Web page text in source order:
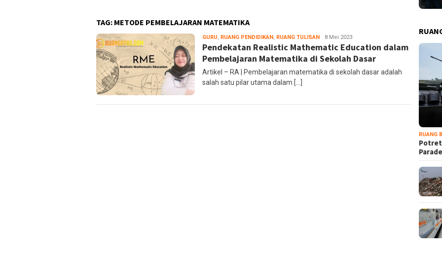
TAG: METODE PEMBELAJARAN MATEMATIKA
GURU, RUANG PENDIDIKAN, RUANG TULISAN administrator
8 Mei 2023
Pendekatan Realistic Mathematic Education dalam
Pembelajaran Matematika di Sekolah Dasar
Artikel – RA | Pembelajaran matematika di sekolah dasar adalah
salah satu pilar utama dalam […]
RUANG
Potret